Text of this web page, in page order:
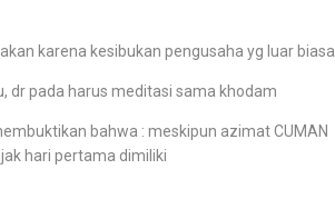
karena kesibukan pengusaha yg luar biasa
dr pada harus meditasi sama khodam
bahwa : meskipun azimat CUMAN
hari pertama dimiliki